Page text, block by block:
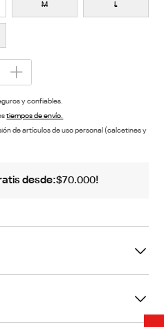
M L
y confiables.
tiempos de envío.
de artículos de uso personal (calcetines y
desde:$70.000!